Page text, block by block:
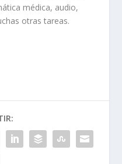
médica, audio,
otras tareas.